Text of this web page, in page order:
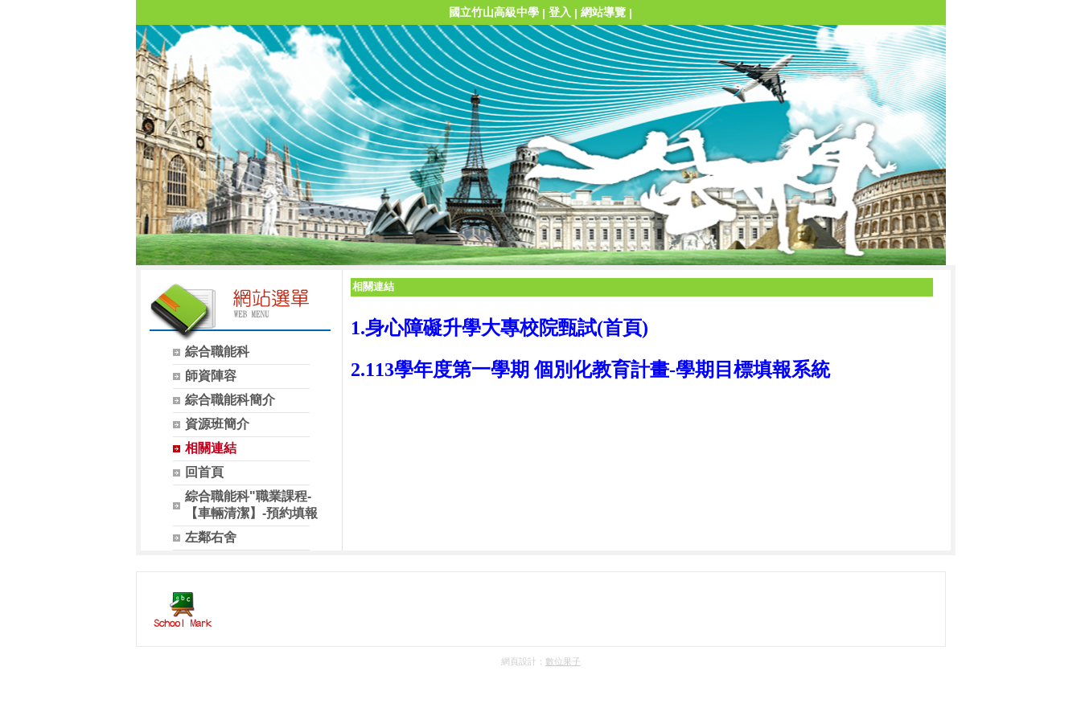
國立竹山高級中學 | 登入 | 網站導覽 |
綜合職能科
師資陣容
綜合職能科簡介
資源班簡介
相關連結
回首頁
綜合職能科"職業課程-
【車輛清潔】-預約填報
左鄰右舍
相關連結
1.身心障礙升學大專校院甄試(首頁)
2.113學年度第一學期 個別化教育計畫-學期目標填報系統
網頁設計： 數位果子